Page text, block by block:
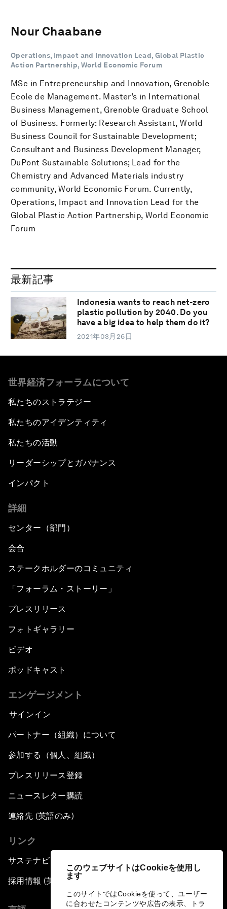
このウェブサイトはCookieを使用し
ます
このサイトではCookieを使って、ユーザー
に合わせたコンテンツや広告の表示、トラ
Nour Chaabane
Operations, Impact and Innovation Lead, Global Plastic
Action Partnership, World Economic Forum
MSc in Entrepreneurship and Innovation, Grenoble
Ecole de Management. Master’s in International
Business Management, Grenoble Graduate School
of Business. Formerly: Research Assistant, World
Business Council for Sustainable Development;
Consultant and Business Development Manager,
DuPont Sustainable Solutions; Lead for the
Chemistry and Advanced Materials industry
community, World Economic Forum. Currently,
Operations, Impact and Innovation Lead for the
Global Plastic Action Partnership, World Economic
Forum
最新記事
Indonesia wants to reach net-zero
plastic pollution by 2040. Do you
have a big idea to help them do it?
2021年03月26日
世界経済フォーラムについて
私たちのストラテジー
私たちのアイデンティティ
私たちの活動
リーダーシップとガバナンス
インパクト
詳細
センター（部門）
会合
ステークホルダーのコミュニティ
「フォーラム・ストーリー」
プレスリリース
フォトギャラリー
ビデオ
ポッドキャスト
エンゲージメント
サインイン
パートナー（組織）について
参加する（個人、組織）
プレスリリース登録
ニュースレター購読
連絡先 (英語のみ)
リンク
サステナビリティへの取り組み
採用情報 (英語のみ)